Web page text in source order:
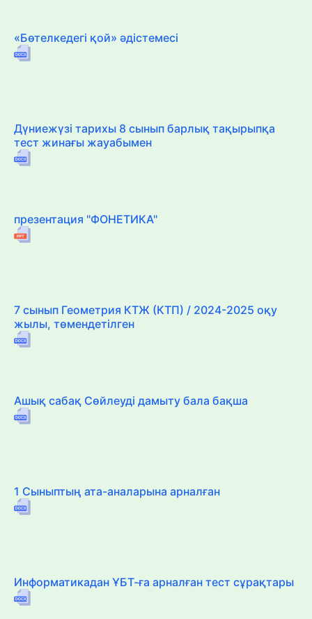
«Бөтелкедегі қой» әдістемесі
Дүниежүзі тарихы 8 сынып барлық тақырыпқа
тест жинағы жауабымен
презентация "ФОНЕТИКА"
7 сынып Геометрия КТЖ (КТП) / 2024-2025 оқу
жылы, төмендетілген
Ашық сабақ Сөйлеуді дамыту бала бақша
1 Сыныптың ата-аналарына арналған
Информатикадан ҰБТ-ға арналған тест сұрақтары